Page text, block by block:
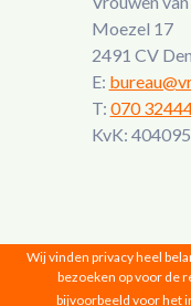
Moezel 17
2491 CV
E:
T: 070
KvK:
Vrouwen van
Wij vinden privacy heel
bezoeken op voor de
bijvoorbeeld voor het